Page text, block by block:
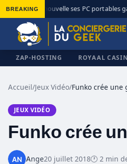
BREAKING
◆ MSI renouvelle ses PC portables
ZAP-HOSTING ROYAAL
Accueil/Jeux Vidéo/Funko crée une
JEUX VIDÉO
Funko crée
Ange20 juillet 2018🕐 2 min